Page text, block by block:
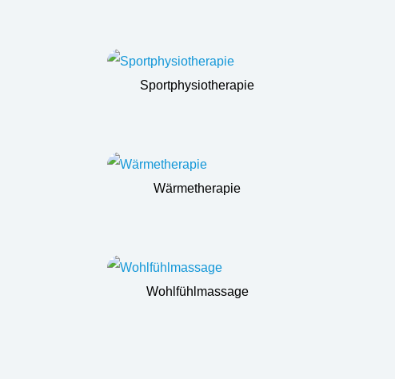
Sportphysiotherapie
Wärmetherapie
Wohlfühlmassage